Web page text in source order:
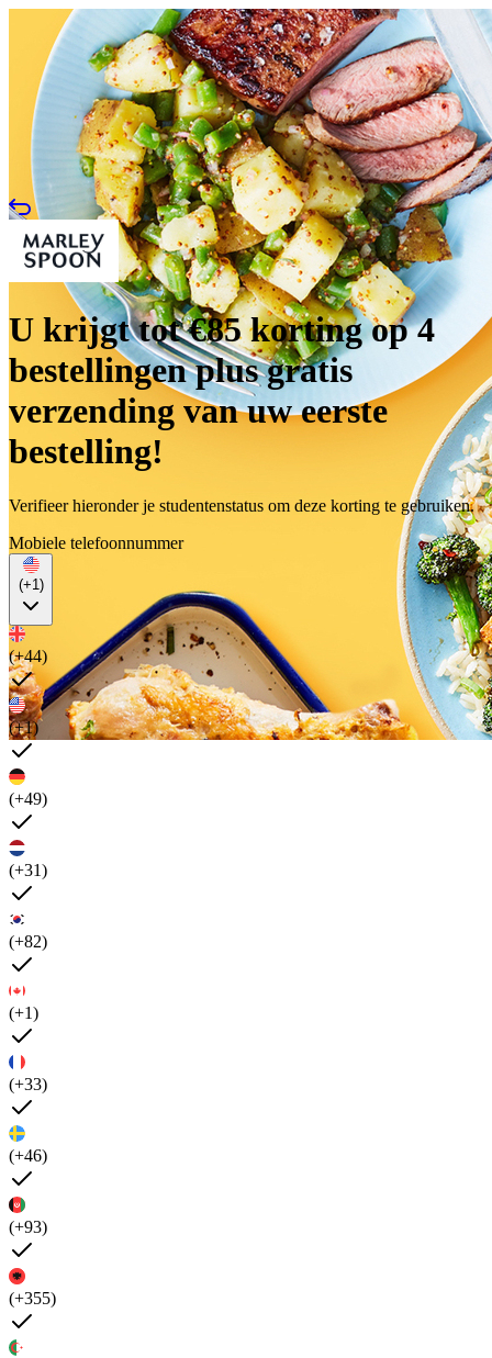
U krijgt tot €85 korting op 4
bestellingen plus gratis
verzending van uw eerste
bestelling!
Verifieer hieronder je studentenstatus om deze korting te gebruiken.
Mobiele telefoonnummer
(+1)
(+44)
(+1)
(+49)
(+31)
(+82)
(+1)
(+33)
(+46)
(+93)
(+355)